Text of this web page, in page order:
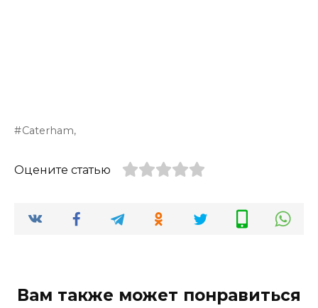
Caterham,
Оцените статью
Вам также может понравиться